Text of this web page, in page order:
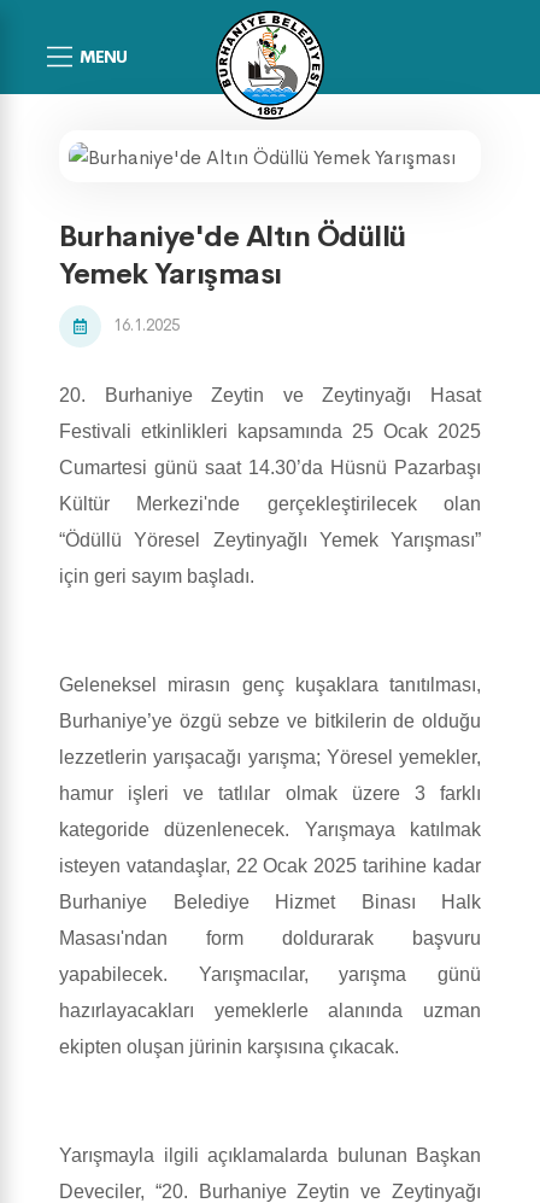
MENU
Burhaniye'de Altın Ödüllü
Yemek Yarışması
16.1.2025
20. Burhaniye Zeytin ve Zeytinyağı Hasat
Festivali etkinlikleri kapsamında 25 Ocak 2025
Cumartesi günü saat 14.30’da Hüsnü Pazarbaşı
Kültür Merkezi'nde gerçekleştirilecek olan
“Ödüllü Yöresel Zeytinyağlı Yemek Yarışması”
için geri sayım başladı.
Geleneksel mirasın genç kuşaklara tanıtılması,
Burhaniye’ye özgü sebze ve bitkilerin de olduğu
lezzetlerin yarışacağı yarışma; Yöresel yemekler,
hamur işleri ve tatlılar olmak üzere 3 farklı
kategoride düzenlenecek. Yarışmaya katılmak
isteyen vatandaşlar, 22 Ocak 2025 tarihine kadar
Burhaniye Belediye Hizmet Binası Halk
Masası'ndan form doldurarak başvuru
yapabilecek. Yarışmacılar, yarışma günü
hazırlayacakları yemeklerle alanında uzman
ekipten oluşan jürinin karşısına çıkacak.
Yarışmayla ilgili açıklamalarda bulunan Başkan
Deveciler, “20. Burhaniye Zeytin ve Zeytinyağı